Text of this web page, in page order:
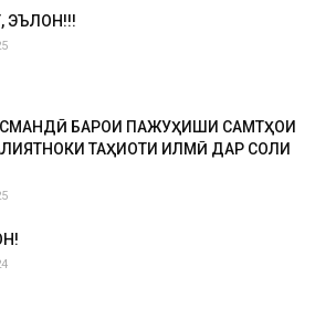
ЭЪЛОН!!!
БАРОИ ПАЖУҲИШИ САМТҲОИ
ТАҲҚИҚОТИ ИЛМӢ ДАР СОЛИ